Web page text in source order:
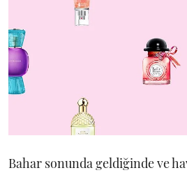
Bahar sonunda geldiğinde ve